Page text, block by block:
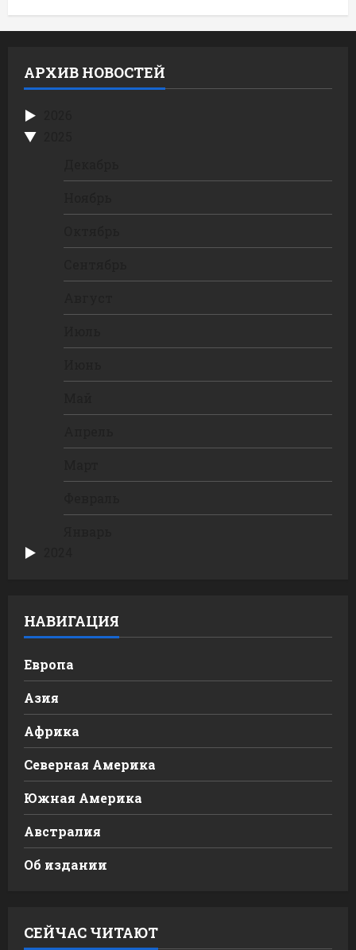
АРХИВ НОВОСТЕЙ
НАВИГАЦИЯ
Европа
Азия
Африка
Северная Америка
Южная Америка
Австралия
Об издании
СЕЙЧАС ЧИТАЮТ